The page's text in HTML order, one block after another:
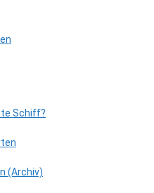
Schiff?
(Archiv)